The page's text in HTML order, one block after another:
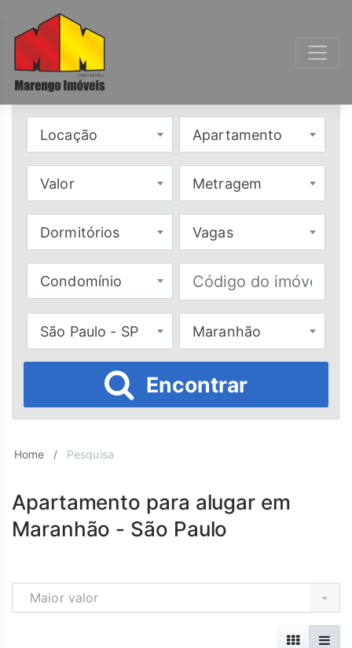
Locação Apartamento
Valor Metragem
Dormitórios Vagas
Condomínio
São Paulo - SP Maranhão
Encontrar
Home Pesquisa
Apartamento para alugar em
Maranhão - São Paulo
Maior valor